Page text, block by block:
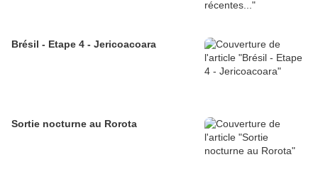
Brésil - Etape 4 - Jericoacoara
Sortie nocturne au Rorota